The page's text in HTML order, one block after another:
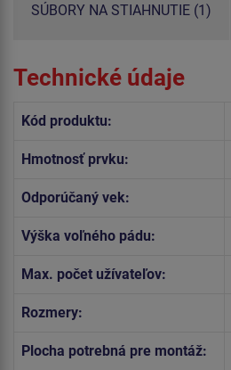
SÚBORY NA STIAHNUTIE (1)
Technické údaje
Kód produktu:
Hmotnosť prvku:
Odporúčaný vek:
Výška voľného pádu:
Max. počet užívateľov:
Rozmery:
Plocha potrebná pre montáž: